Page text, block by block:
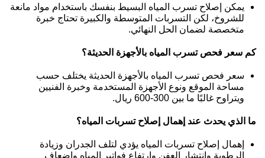
يمكن إصلاح تسرب المياه البسيط بنفسك باستخدام مواد مانعة
للشروخ، لكن التسربات المتوسطة والكبيرة تحتاج خبرة
متخصصة لضمان الحل النهائي.
كم سعر فحص تسرب المياه بالأجهزة الحديثة؟
سعر فحص تسرب المياه بالأجهزة الحديثة يختلف حسب
مساحة الموقع ونوع الأجهزة المستخدمة وخبرة الفنيين
ويتراوح غالبًا ما بين 300-600 ريال.
ما الذي يحدث عند إهمال إصلاح تسربات المياه؟
إهمال إصلاح تسربات المياه يؤدي لتلف الجدران وزيادة
الرطوبة وانتشار العفن وارتفاع فواتير المياه وإضعاف